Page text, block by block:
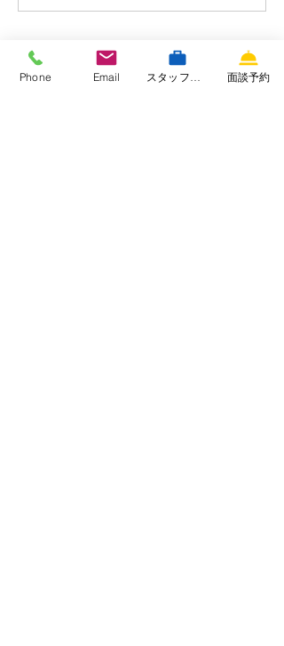
応募方法
Phone Email 面談予約